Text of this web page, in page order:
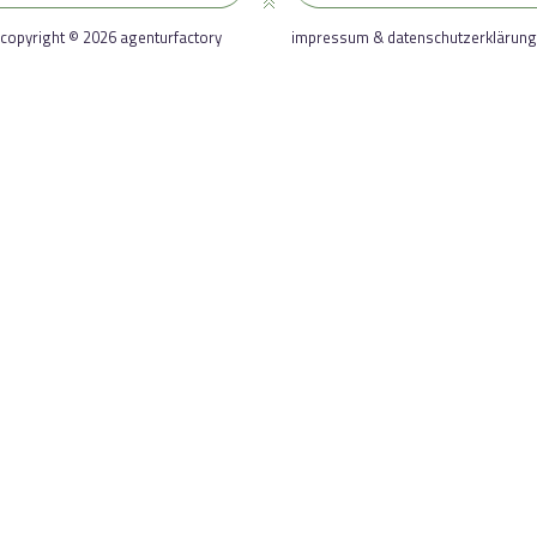
copyright © 2026 agenturfactory impressum & datenschutzerklärung